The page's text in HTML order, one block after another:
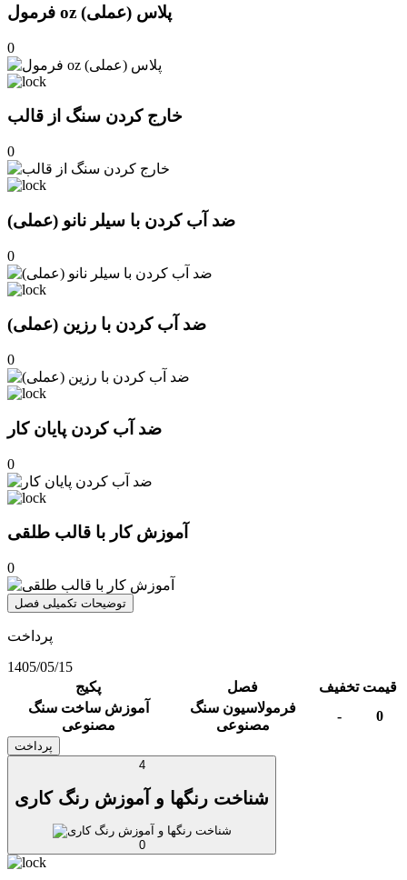
فرمول oz پلاس (عملی)
0
خارج کردن سنگ از قالب
0
ضد آب کردن با سیلر نانو (عملی)
0
ضد آب کردن با رزین (عملی)
0
ضد آب کردن پایان کار
0
آموزش کار با قالب طلقی
0
توضیحات تکمیلی فصل
پرداخت
1405/05/15
پکیج
فصل تخفیف قیمت
آموزش ساخت سنگ
مصنوعی
فرمولاسیون سنگ
مصنوعی
- 0
پرداخت
4
شناخت رنگها و آموزش رنگ کاری
0